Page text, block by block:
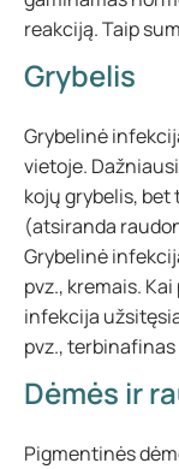
reakciją. Taip
Grybelis
Grybelinė
vietoje.
kojų grybelis,
(atsiranda
Grybelinė
pvz., kremais.
infekcija
pvz.,
Dėmės ir
Pigmentinės